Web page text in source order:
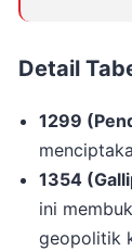
Detail
1299
1354
ini
geopolitik